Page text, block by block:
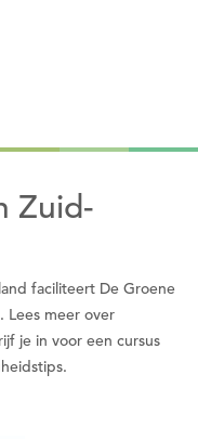
Zuid-
faciliteert De Groene
Lees meer over
je in voor een cursus
moet je ingelogd